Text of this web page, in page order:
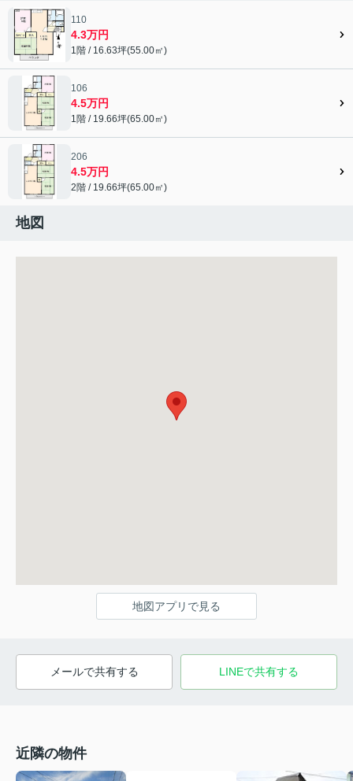
110
4.3万円
1階 / 16.63坪(55.00㎡)
106
4.5万円
1階 / 19.66坪(65.00㎡)
206
4.5万円
2階 / 19.66坪(65.00㎡)
地図
地図アプリで見る
メールで共有する LINEで共有する
近隣の物件